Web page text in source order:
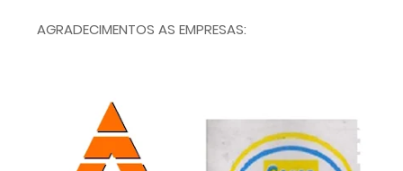
AGRADECIMENTOS AS EMPRESAS: